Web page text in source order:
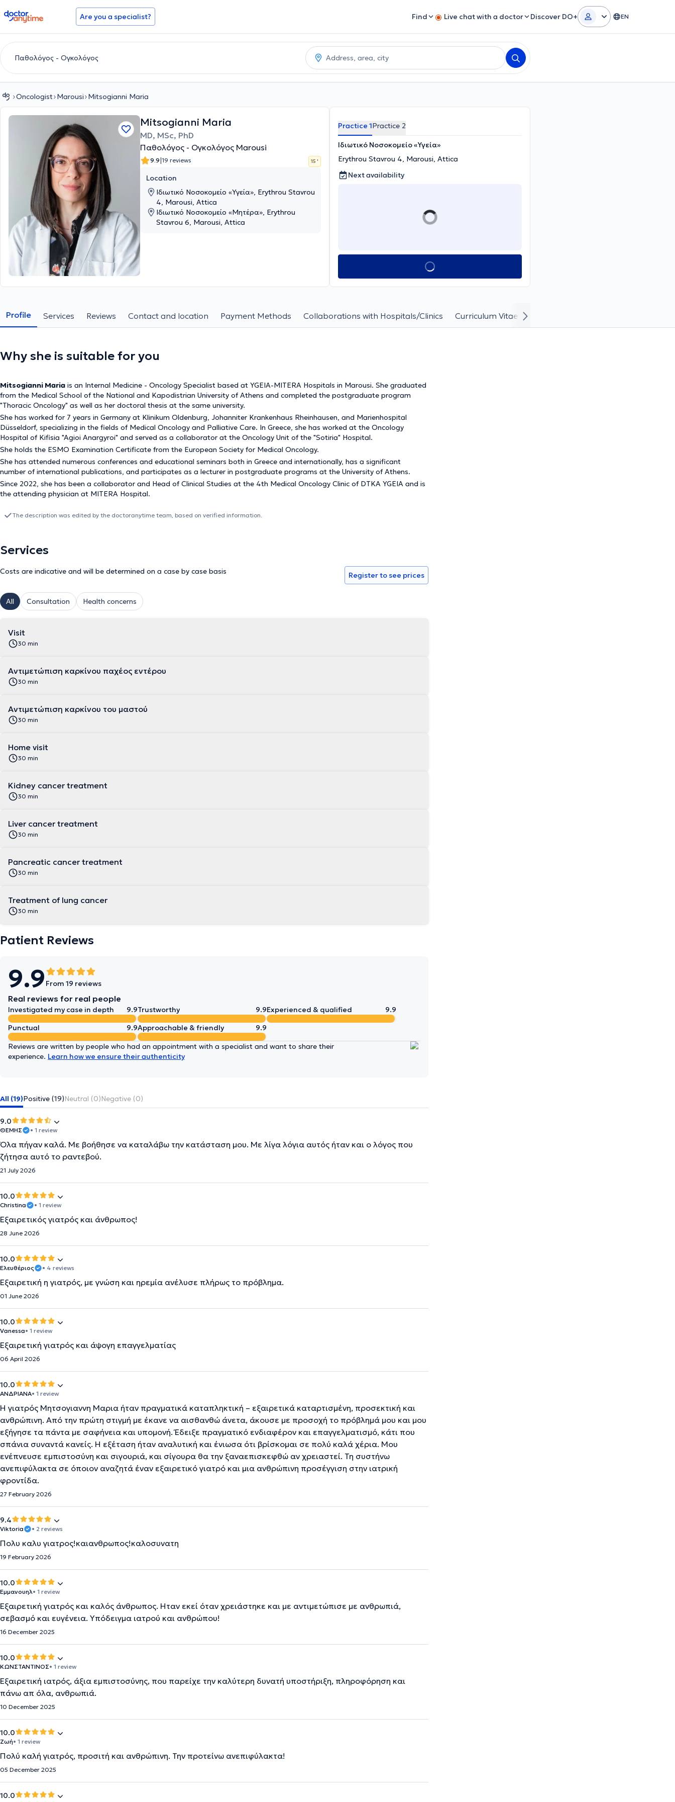
doctoranytime Are you a specialist? Find Live chat with a doctor Discover DO+ EN
Oncologist Marousi Mitsogianni Maria
Mitsogianni Maria
MD, MSc, PhD
Παθολόγος - Ογκολόγος Marousi
9.9|19 reviews 15 '
Location
Ιδιωτικό Νοσοκομείο «Υγεία», Erythrou Stavrou
4, Marousi, Attica
Ιδιωτικό Νοσοκομείο «Μητέρα», Erythrou
Stavrou 6, Marousi, Attica
Practice 1Practice 2
Ιδιωτικό Νοσοκομείο «Υγεία»
Erythrou Stavrou 4, Marousi, Attica
Next availability
Profile Services Reviews Contact and location Payment Methods Collaborations with Hospitals/Clinics Curriculum Vitae and Career
Why she is suitable for you
Mitsogianni Maria is an Internal Medicine - Oncology Specialist based at YGEIA-MITERA Hospitals in Marousi. She graduated
from the Medical School of the National and Kapodistrian University of Athens and completed the postgraduate program
"Thoracic Oncology" as well as her doctoral thesis at the same university.
She has worked for 7 years in Germany at Klinikum Oldenburg, Johanniter Krankenhaus Rheinhausen, and Marienhospital
Düsseldorf, specializing in the fields of Medical Oncology and Palliative Care. In Greece, she has worked at the Oncology
Hospital of Kifisia "Agioi Anargyroi" and served as a collaborator at the Oncology Unit of the "Sotiria" Hospital.
She holds the ESMO Examination Certificate from the European Society for Medical Oncology.
She has attended numerous conferences and educational seminars both in Greece and internationally, has a significant
number of international publications, and participates as a lecturer in postgraduate programs at the University of Athens.
Since 2022, she has been a collaborator and Head of Clinical Studies at the 4th Medical Oncology Clinic of DTKA YGEIA and is
the attending physician at MITERA Hospital.
The description was edited by the doctoranytime team, based on verified information.
Services
Costs are indicative and will be determined on a case by case basis Register to see prices
All Consultation Health concerns
Visit
30 min
Αντιμετώπιση καρκίνου παχέος εντέρου
30 min
Αντιμετώπιση καρκίνου του μαστού
30 min
Home visit
30 min
Kidney cancer treatment
30 min
Liver cancer treatment
30 min
Pancreatic cancer treatment
30 min
Treatment of lung cancer
30 min
Patient Reviews
9.9 From 19 reviews
Real reviews for real people
Investigated my case in depth 9.9Trustworthy 9.9Experienced & qualified
9.9
Punctual
9.9Approachable & friendly 9.9
Reviews are written by people who had an appointment with a specialist and want to share their
experience. Learn how we ensure their authenticity
All (19)Positive (19)Neutral (0)Negative (0)
9.0
ΘΕΜΗΣ • 1 review
Όλα πήγαν καλά. Με βοήθησε να καταλάβω την κατάσταση μου. Με λίγα λόγια αυτός ήταν και ο λόγος που
ζήτησα αυτό το ραντεβού.
21 July 2026
10.0
Christina • 1 review
Εξαιρετικός γιατρός και άνθρωπος!
28 June 2026
10.0
Ελευθέριος • 4 reviews
Εξαιρετική η γιατρός, με γνώση και ηρεμία ανέλυσε πλήρως το πρόβλημα.
01 June 2026
10.0
Vanessa• 1 review
Εξαιρετική γιατρός και άψογη επαγγελματίας
06 April 2026
10.0
ΑΝΔΡΙΑΝΑ• 1 review
Η γιατρός Μητσογιαννη Μαρια ήταν πραγματικά καταπληκτική – εξαιρετικά καταρτισμένη, προσεκτική και
ανθρώπινη. Από την πρώτη στιγμή με έκανε να αισθανθώ άνετα, άκουσε με προσοχή το πρόβλημά μου και μου
εξήγησε τα πάντα με σαφήνεια και υπομονή. Έδειξε πραγματικό ενδιαφέρον και επαγγελματισμό, κάτι που
σπάνια συναντά κανείς. Η εξέταση ήταν αναλυτική και ένιωσα ότι βρίσκομαι σε πολύ καλά χέρια. Μου
ενέπνευσε εμπιστοσύνη και σιγουριά, και σίγουρα θα την ξαναεπισκεφθώ αν χρειαστεί. Τη συστήνω
ανεπιφύλακτα σε όποιον αναζητά έναν εξαιρετικό γιατρό και μια ανθρώπινη προσέγγιση στην ιατρική
φροντίδα.
27 February 2026
9.4
Viktoria • 2 reviews
Πολυ καλυ γιατρος!καιανθρωπος!καλοσυνατη
19 February 2026
10.0
Εμμανουηλ• 1 review
Εξαιρετική γιατρός και καλός άνθρωπος. Ηταν εκεί όταν χρειάστηκε και με αντιμετώπισε με ανθρωπιά,
σεβασμό και ευγένεια. Υπόδειγμα ιατρού και ανθρώπου!
16 December 2025
10.0
ΚΩΝΣΤΑΝΤΙΝΟΣ• 1 review
Εξαιρετική ιατρός, άξια εμπιστοσύνης, που παρείχε την καλύτερη δυνατή υποστήριξη, πληροφόρηση και
πάνω απ όλα, ανθρωπιά.
10 December 2025
10.0
Ζωή• 1 review
Πολύ καλή γιατρός, προσιτή και ανθρώπινη. Την προτείνω ανεπιφύλακτα!
05 December 2025
10.0